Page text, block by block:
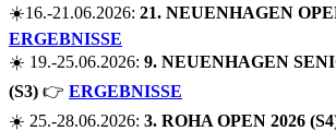
☀️16.-21.06.2026: 21. NEUENHAGEN
ERGEBNISSE
☀️ 19.-25.06.2026: 9. NEUENHAGEN
(S3) 👉 ERGEBNISSE
☀️ 25.-28.06.2026: 3. ROHA OPEN 2026